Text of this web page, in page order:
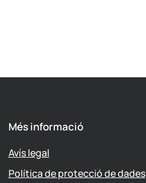
Més informació
Avís legal
Política de protecció de dades